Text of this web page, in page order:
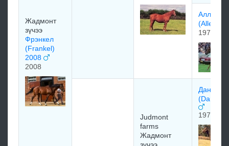
Жадмонт
зүчээ
Фрэнкел
(Frankel)
2008
2008
1978
Judmont
farms
Жадмонт
Данциг
(Danzig
1977